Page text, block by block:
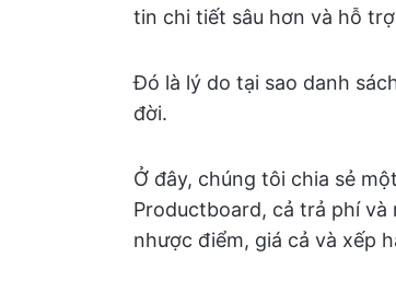
tin chi tiết sâu hơn và hỗ
Đó là lý do tại sao danh
đời.
Ở đây, chúng tôi chia sẻ
Productboard, cả trả phí và
nhược điểm, giá cả và xếp